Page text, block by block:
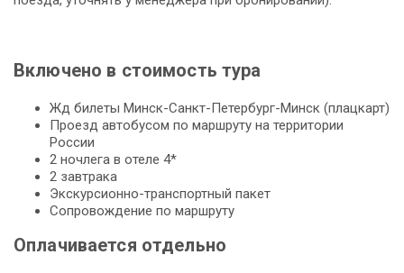
Включено в стоимость тура
Жд билеты Минск-Санкт-Петербург-Минск (плацкарт)
Проезд автобусом по маршруту на территории
России
2 ночлега в отеле 4*
2 завтрака
Экскурсионно-транспортный пакет
Сопровождение по маршруту
Оплачивается отдельно